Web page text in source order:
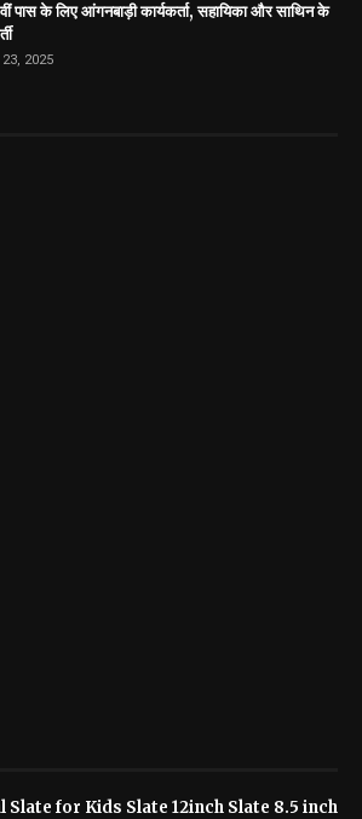
पास के लिए आंगनबाड़ी कार्यकर्ता, सहायिका और साथिन के
2025
Slate for Kids Slate 12inch Slate 8.5 inch